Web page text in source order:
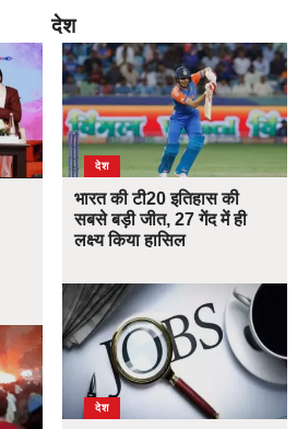
देश
देश
भारत की टी20 इतिहास की
सबसे बड़ी जीत, 27 गेंद में ही
लक्ष्य किया हासिल
देश